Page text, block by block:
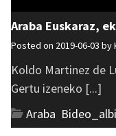
Araba Euskaraz,
Posted on 2019-06-03 by
Koldo Martinez de
Gertu izeneko [...]
Araba